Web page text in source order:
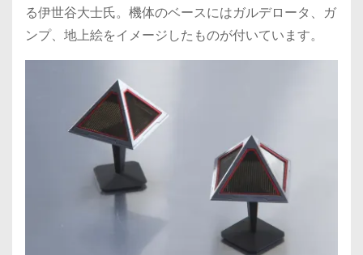
る伊世谷大士氏。機体のベースにはガルデロータ、ガ
ンプ、地上絵をイメージしたものが付いています。